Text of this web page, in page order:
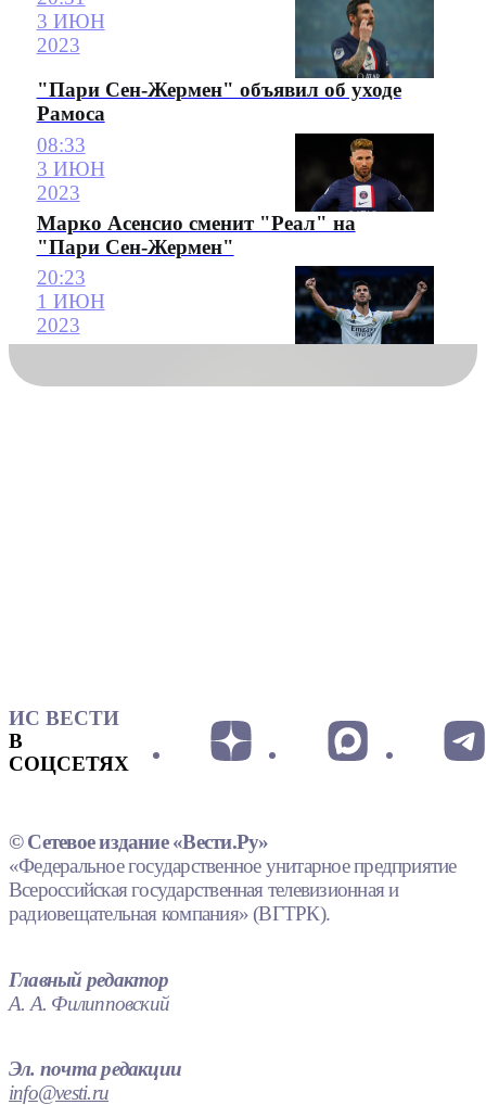
3 ИЮН
2023
"Пари Сен-Жермен" объявил об уходе
Рамоса
08:33
3 ИЮН
2023
Марко Асенсио сменит "Реал" на
"Пари Сен-Жермен"
20:23
1 ИЮН
2023
ИС ВЕСТИ
В
СОЦСЕТЯХ
© Сетевое издание «Вести.Ру»
«Федеральное государственное унитарное предприятие
Всероссийская государственная телевизионная и
радиовещательная компания» (ВГТРК).
Главный редактор
А. А. Филипповский
Эл. почта редакции
info@vesti.ru